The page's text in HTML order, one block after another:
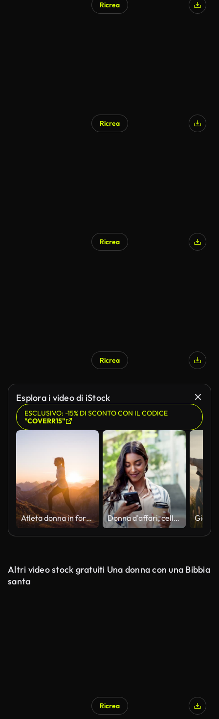
Ricrea
Ricrea
Ricrea
Generato da IA
Ricrea
Esplora i video di iStock
ESCLUSIVO: -15% DI SCONTO CON IL CODICE
"COVERR15"
Atleta donna in forma che mantiene uno stile di vita sano, facendo escursioni in montagna su sentieri rocciosi e pendii erbosi al tramonto Donna d'affari, cellulare e caffè sulla comunicazione di viaggio online, collegamento di lavoro professionale urbano. Donna indiana, dispositivo mobile e bevanda alla caffeina sul ponte per messaggi, aziendale o a piedi
Altri video stock gratuiti Una donna con una Bibbia
santa
Ricrea